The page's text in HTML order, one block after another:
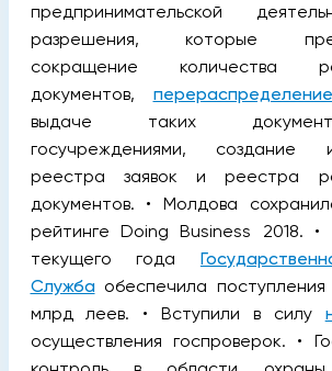
предпринимательской
разрешения, которые
сокращение количества
документов,
выдаче таких
госучреждениями, создание
реестра заявок и реестра
документов. • Молдова
рейтинге Doing Business 2018.
текущего года
Службаобеспечила
млрд леев. • Вступили в силу
осуществления госпроверок. •